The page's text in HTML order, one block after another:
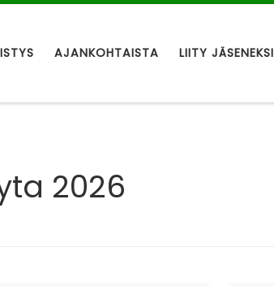
AJANKOHTAISTA LIITY JÄSENEKSI
2026